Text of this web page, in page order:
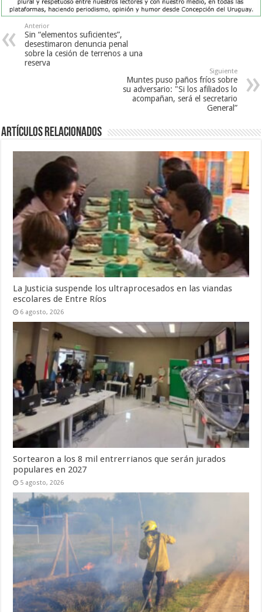
Anterior
Sin “elementos suficientes”,
desestimaron denuncia penal
sobre la cesión de terrenos a una
reserva
Siguiente
Muntes puso paños fríos sobre
su adversario: "Si los afiliados lo
acompañan, será el secretario
General”
Artículos Relacionados
La Justicia suspende los ultraprocesados en las viandas
escolares de Entre Ríos
6 agosto, 2026
Sortearon a los 8 mil entrerrianos que serán jurados
populares en 2027
5 agosto, 2026